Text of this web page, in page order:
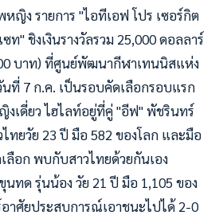
ญิง รายการ "ไอทีเอฟ โปร เซอร์กิต
ท" ชิงเงินรางวัลรวม 25,000 ดอลลาร์
บาท) ที่ศูนย์พัฒนากีฬาเทนนิสแห่ง
นที่ 7 ก.ค. เป็นรอบคัดเลือกรอบแรก
งเดี่ยว ไฮไลท์อยู่ที่คู่ "อีฟ" พัชรินทร์
ทยวัย 23 ปี มือ 582 ของโลก และมือ
ลือก พบกับสาวไทยด้วยกันเอง
ทด รุ่นน้อง วัย 21 ปี มือ 1,105 ของ
าศัยประสบการณ์เอาชนะไปได้ 2-0